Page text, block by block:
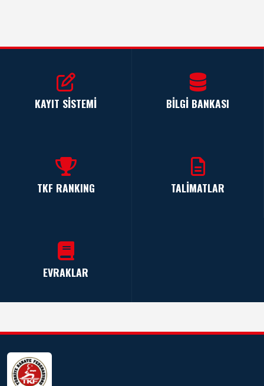
KAYIT SİSTEMİ BİLGİ BANKASI
TKF RANKING TALİMATLAR
EVRAKLAR